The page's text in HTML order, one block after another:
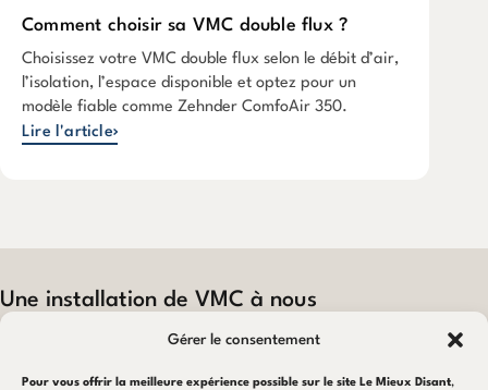
Gérer le consentement
Pour vous offrir la meilleure expérience possible sur le site Le Mieux Disant,
Comment choisir sa VMC double flux ?
Choisissez votre VMC double flux selon le débit d’air,
l’isolation, l’espace disponible et optez pour un
modèle fiable comme Zehnder ComfoAir 350.
Lire l'article
Une installation de VMC à nous
confier ?